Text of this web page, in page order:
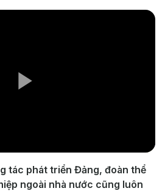
Video
tác phát triển Đảng, đoàn thể
ngoài nhà nước cũng luôn